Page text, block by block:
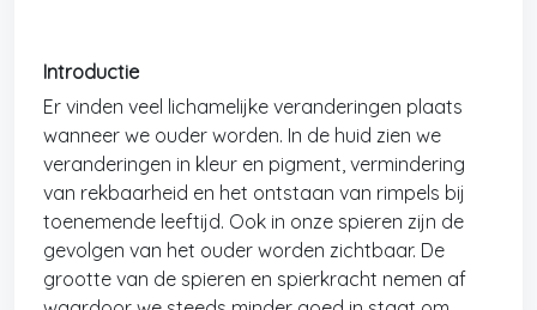
Introductie
Er vinden veel lichamelijke veranderingen plaats
wanneer we ouder worden. In de huid zien we
veranderingen in kleur en pigment, vermindering
van rekbaarheid en het ontstaan van rimpels bij
toenemende leeftijd. Ook in onze spieren zijn de
gevolgen van het ouder worden zichtbaar. De
grootte van de spieren en spierkracht nemen af